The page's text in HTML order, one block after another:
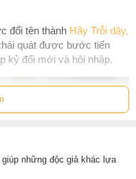
đổi tên thành Hãy Trỗi dậy,
quát được bước tiến
kỷ đổi mới và hội nhập.
giúp những độc giả khác lựa